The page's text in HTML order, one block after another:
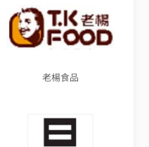
老楊食品